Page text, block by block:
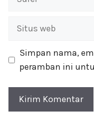
Situs
Simpan nama,
peramban ini